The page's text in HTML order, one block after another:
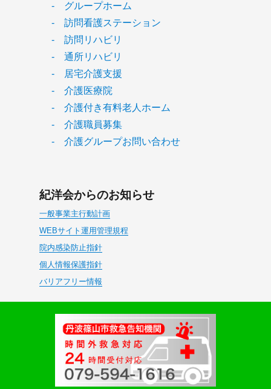
- グループホーム
- 訪問看護ステーション
- 訪問リハビリ
- 通所リハビリ
- 居宅介護支援
- 介護医療院
- 介護付き有料老人ホーム
- 介護職員募集
- 介護グループお問い合わせ
紀洋会からのお知らせ
一般事業主行動計画
WEBサイト運用管理規程
院内感染防止指針
個人情報保護指針
バリアフリー情報